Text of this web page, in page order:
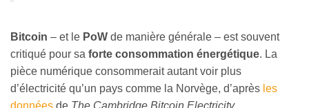
Bitcoin – et le PoW de manière générale – est souvent
critiqué pour sa forte consommation énergétique. La
pièce numérique consommerait autant voir plus
d’électricité qu’un pays comme la Norvège, d’après les